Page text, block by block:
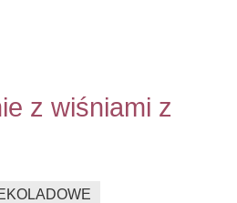
z wiśniami z